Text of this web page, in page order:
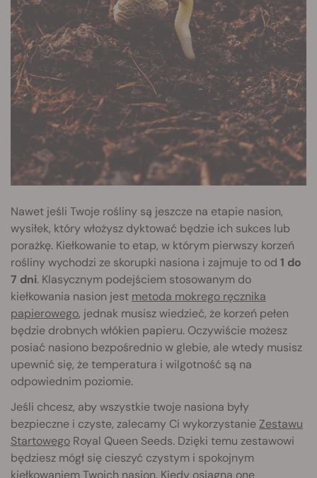
Nawet jeśli Twoje rośliny są jeszcze na etapie nasion,
wysiłek, który włożysz dyktować będzie ich sukces lub
porażkę. Kiełkowanie to etap, w którym pierwszy korzeń
rośliny wychodzi ze skorupki nasiona i zajmuje to od 1 do
7 dni. Klasycznym podejściem stosowanym do
kiełkowania nasion jest metoda mokrego ręcznika
papierowego, jednak musisz wiedzieć, że korzeń pełen
będzie drobnych włókien papieru. Oczywiście możesz
posiać nasiono bezpośrednio w glebie, ale wtedy musisz
upewnić się, że temperatura i wilgotność są na
odpowiednim poziomie.
Jeśli chcesz, aby wszystkie twoje nasiona były
bezpieczne i czyste, zalecamy Ci wykorzystanie Zestawu
Startowego Royal Queen Seeds. Dzięki temu zestawowi
będziesz mógł się cieszyć czystym i spokojnym
kiełkowaniem Twoich nasion. Kiedy osiągną one